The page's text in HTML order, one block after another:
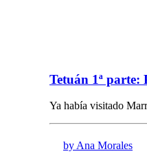
Tetuán 1ª parte:
Ya había visitado
by Ana Morales